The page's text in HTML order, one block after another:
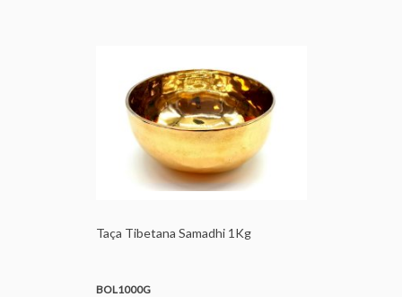
Taça Tibetana Samadhi 1Kg
BOL1000G